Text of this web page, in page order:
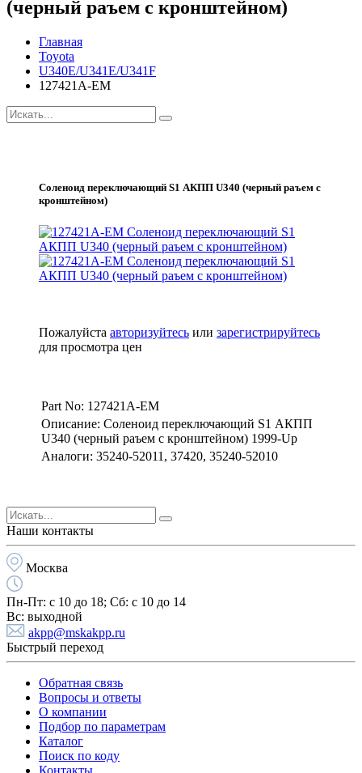
(черный раъем с кронштейном)
Главная
Toyota
U340E/U341E/U341F
127421A-EM
Соленоид переключающий S1 АКПП U340 (черный раъем с
кронштейном)
Пожалуйста авторизуйтесь или зарегистрируйтесь
для просмотра цен
Part No: 127421A-EM
Описание: Соленоид переключающий S1 АКПП
U340 (черный раъем с кронштейном) 1999-Up
Аналоги: 35240-52011, 37420, 35240-52010
Наши контакты
Москва
Пн-Пт: с 10 до 18; Cб: с 10 до 14
Вс: выходной
akpp@mskakpp.ru
Быстрый переход
Обратная связь
Вопросы и ответы
О компании
Подбор по параметрам
Каталог
Поиск по коду